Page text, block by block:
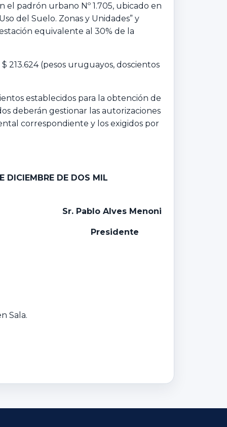
padrón urbano Nº 1.705, ubicado en
del Suelo. Zonas y Unidades” y
equivalente al 30% de la
213.624 (pesos uruguayos, doscientos
establecidos para la obtención de
deberán gestionar las autorizaciones
correspondiente y los exigidos por
DICIEMBRE DE DOS MIL
Sr. Pablo Alves Menoni
Presidente
Sala.